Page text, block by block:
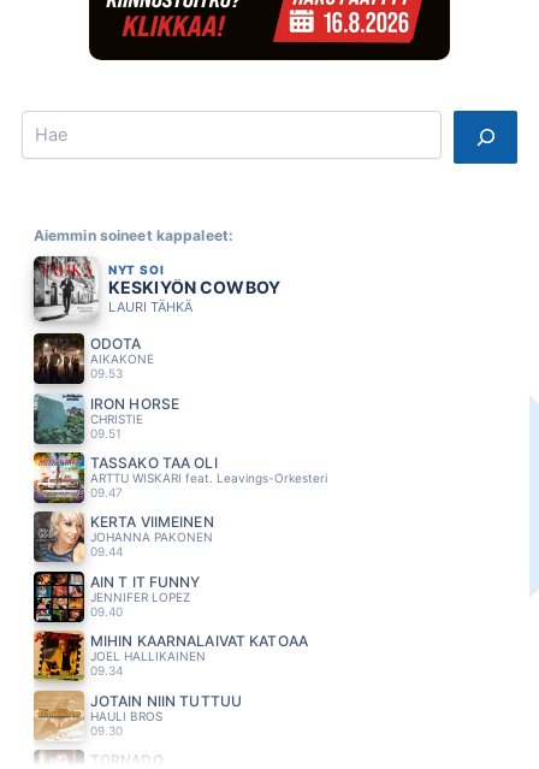
Search
Aiemmin soineet kappaleet:
NYT SOI
KESKIYÖN COWBOY
LAURI TÄHKÄ
ODOTA
AIKAKONE
09.53
IRON HORSE
CHRISTIE
09.51
TÄSSÄKÖ TÄÄ OLI
ARTTU WISKARI feat. Leavings-Orkesteri
09.47
KERTA VIIMEINEN
JOHANNA PAKONEN
09.44
AIN T IT FUNNY
JENNIFER LOPEZ
09.40
MIHIN KAARNALAIVAT KATOAA
JOEL HALLIKAINEN
09.34
JOTAIN NIIN TUTTUU
HAULI BROS
09.30
TORNADO